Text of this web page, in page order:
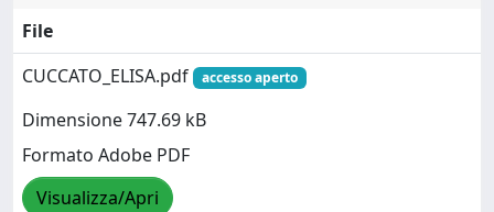
File
CUCCATO_ELISA.pdf
accesso aperto
Dimensione 747.69 kB
Formato Adobe PDF
Visualizza/Apri